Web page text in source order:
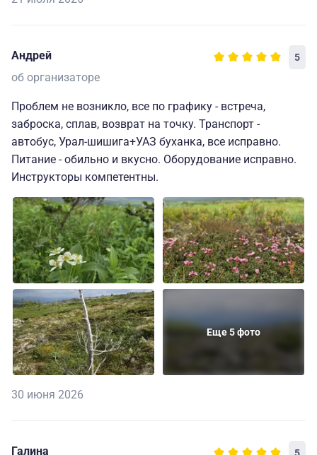
Андрей 5
об организаторе
Проблем не возникло, все по графику - встреча,
заброска, сплав, возврат на точку. Транспорт -
автобус, Урал-шишига+УАЗ буханка, все исправно.
Питание - обильно и вкусно. Оборудование исправно.
Инструкторы компетентны.
Еще 5 фото
30 июня 2026
Галина